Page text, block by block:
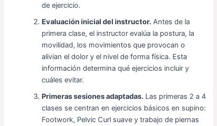
de ejercicio.
Evaluación inicial del instructor. Antes de la
primera clase, el instructor evalúa la postura, la
movilidad, los movimientos que provocan o
alivian el dolor y el nivel de forma física. Esta
información determina qué ejercicios incluir y
cuáles evitar.
Primeras sesiones adaptadas. Las primeras 2 a 4
clases se centran en ejercicios básicos en supino:
Footwork, Pelvic Curl suave y trabajo de piernas